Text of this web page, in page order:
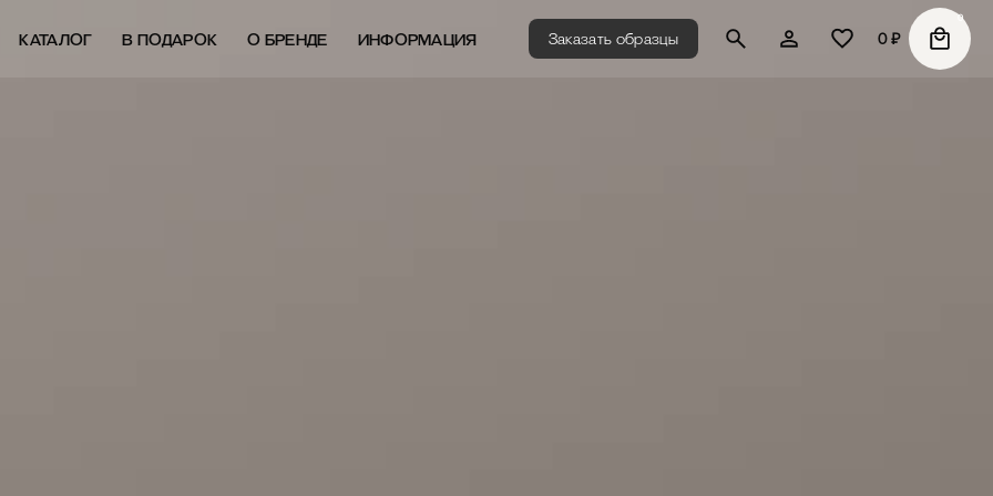
КАТАЛОГ В ПОДАРОК О БРЕНДЕ ИНФОРМАЦИЯ Заказать образцы 0₽
0